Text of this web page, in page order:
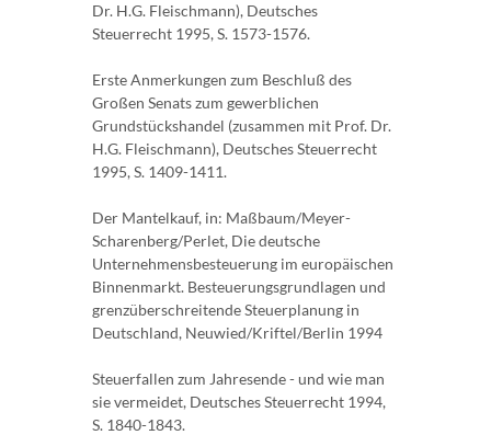
Dr. H.G. Fleischmann), Deutsches
Steuerrecht 1995, S. 1573-1576.
Erste Anmerkungen zum Beschluß des
Großen Senats zum gewerblichen
Grundstückshandel (zusammen mit Prof. Dr.
H.G. Fleischmann), Deutsches Steuerrecht
1995, S. 1409-1411.
Der Mantelkauf, in: Maßbaum/Meyer-
Scharenberg/Perlet, Die deutsche
Unternehmensbesteuerung im europäischen
Binnenmarkt. Besteuerungsgrundlagen und
grenzüberschreitende Steuerplanung in
Deutschland, Neuwied/Kriftel/Berlin 1994
Steuerfallen zum Jahresende - und wie man
sie vermeidet, Deutsches Steuerrecht 1994,
S. 1840-1843.